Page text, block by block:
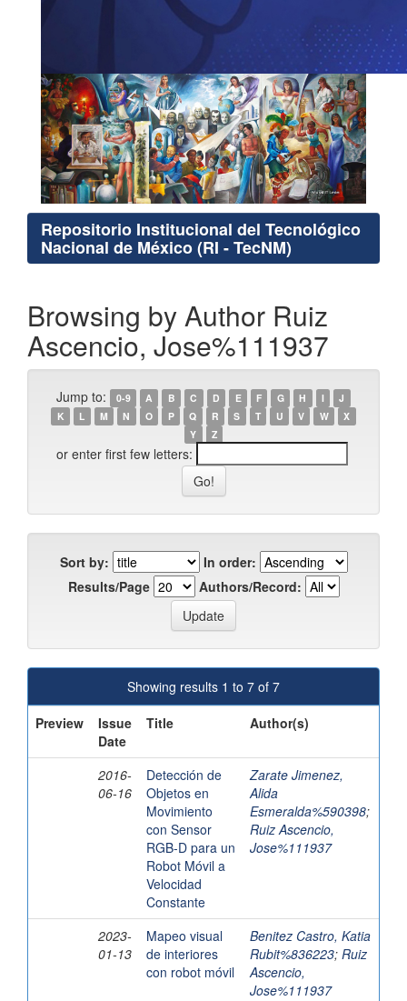
Repositorio Institucional del Tecnológico
Nacional de México (RI - TecNM)
Browsing by Author Ruiz
Ascencio, Jose%111937
Jump to: 0-9 A B C D E F G H I
J
K
L M N O P Q R S T U V W
X
Y
Z
or enter first few letters:
Sort by:
In order:
Results/Page
Authors/Record:
Showing results 1 to 7 of 7
Preview
Issue
Date
Title Author(s)
2016-
06-16
Detección de
Objetos en
Movimiento
con Sensor
RGB-D para un
Robot Móvil a
Velocidad
Constante
Zarate Jimenez,
Alida
Esmeralda%590398;
Ruiz Ascencio,
Jose%111937
2023-
01-13
Mapeo visual
de interiores
con robot móvil
Benitez Castro, Katia
Rubit%836223; Ruiz
Ascencio,
Jose%111937